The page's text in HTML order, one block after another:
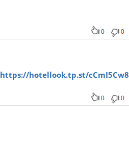
0 0
https://hotellook.tp.st/cCmI5Cw8
0 0